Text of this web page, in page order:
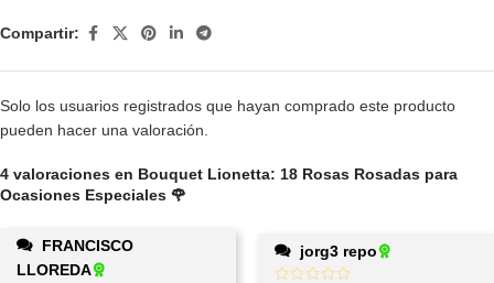
Compartir:
4 valoraciones en Bouquet Lionetta: 18 Rosas Rosadas para
Ocasiones Especiales 🌹
LLOREDA
jorg3 repo
Solo los usuarios registrados que hayan comprado este producto
pueden hacer una valoración.